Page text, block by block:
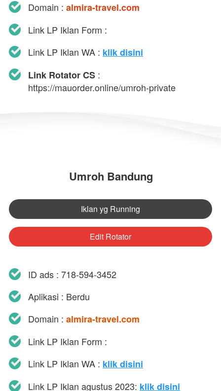
Domain : almira-travel.com
Link LP Iklan Form :
Link LP Iklan WA : klik disini
Link Rotator CS
https://mauorder.online/umroh-private
Umroh Bandung
`Iklan yg Running
`Edit Rotator
ID ads : 718-594-3452
Aplikasi : Berdu
Domain : almira-travel.com
Link LP Iklan Form :
Link LP Iklan WA : klik disini
Link LP Iklan agustus 2023: klik disini